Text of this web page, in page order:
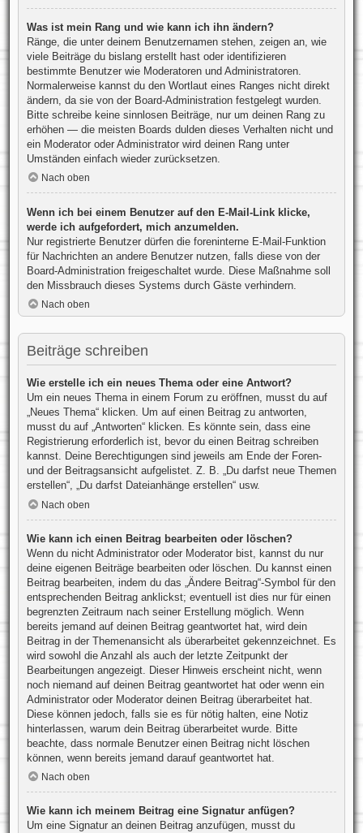
Was ist mein Rang und wie kann ich ihn ändern?
Ränge, die unter deinem Benutzernamen stehen, zeigen an, wie
viele Beiträge du bislang erstellt hast oder identifizieren
bestimmte Benutzer wie Moderatoren und Administratoren.
Normalerweise kannst du den Wortlaut eines Ranges nicht direkt
ändern, da sie von der Board-Administration festgelegt wurden.
Bitte schreibe keine sinnlosen Beiträge, nur um deinen Rang zu
erhöhen — die meisten Boards dulden dieses Verhalten nicht und
ein Moderator oder Administrator wird deinen Rang unter
Umständen einfach wieder zurücksetzen.
Nach oben
Wenn ich bei einem Benutzer auf den E-Mail-Link klicke,
werde ich aufgefordert, mich anzumelden.
Nur registrierte Benutzer dürfen die foreninterne E-Mail-Funktion
für Nachrichten an andere Benutzer nutzen, falls diese von der
Board-Administration freigeschaltet wurde. Diese Maßnahme soll
den Missbrauch dieses Systems durch Gäste verhindern.
Nach oben
Beiträge schreiben
Wie erstelle ich ein neues Thema oder eine Antwort?
Um ein neues Thema in einem Forum zu eröffnen, musst du auf
„Neues Thema“ klicken. Um auf einen Beitrag zu antworten,
musst du auf „Antworten“ klicken. Es könnte sein, dass eine
Registrierung erforderlich ist, bevor du einen Beitrag schreiben
kannst. Deine Berechtigungen sind jeweils am Ende der Foren-
und der Beitragsansicht aufgelistet. Z. B. „Du darfst neue Themen
erstellen“, „Du darfst Dateianhänge erstellen“ usw.
Nach oben
Wie kann ich einen Beitrag bearbeiten oder löschen?
Wenn du nicht Administrator oder Moderator bist, kannst du nur
deine eigenen Beiträge bearbeiten oder löschen. Du kannst einen
Beitrag bearbeiten, indem du das „Ändere Beitrag“-Symbol für den
entsprechenden Beitrag anklickst; eventuell ist dies nur für einen
begrenzten Zeitraum nach seiner Erstellung möglich. Wenn
bereits jemand auf deinen Beitrag geantwortet hat, wird dein
Beitrag in der Themenansicht als überarbeitet gekennzeichnet. Es
wird sowohl die Anzahl als auch der letzte Zeitpunkt der
Bearbeitungen angezeigt. Dieser Hinweis erscheint nicht, wenn
noch niemand auf deinen Beitrag geantwortet hat oder wenn ein
Administrator oder Moderator deinen Beitrag überarbeitet hat.
Diese können jedoch, falls sie es für nötig halten, eine Notiz
hinterlassen, warum dein Beitrag überarbeitet wurde. Bitte
beachte, dass normale Benutzer einen Beitrag nicht löschen
können, wenn bereits jemand darauf geantwortet hat.
Nach oben
Wie kann ich meinem Beitrag eine Signatur anfügen?
Um eine Signatur an deinen Beitrag anzufügen, musst du